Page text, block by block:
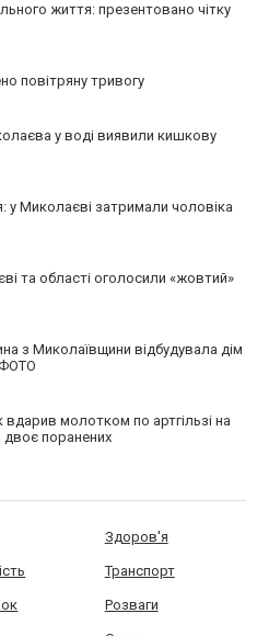
життя: презентовано чітку
повітряну тривогу
у воді виявили кишкову
у Миколаєві затримали чоловіка
та області оголосили «жовтий»
з Миколаївщини відбудувала дім
ФОТО
вдарив молотком по артгільзі на
двоє поранених
Здоров'я
Транспорт
Розваги